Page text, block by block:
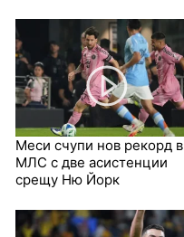
Меси счупи нов рекорд в
МЛС с две асистенции
срещу Ню Йорк